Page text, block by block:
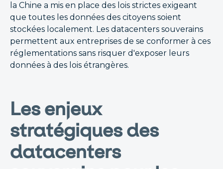
la Chine a mis en place des lois strictes exigeant
que toutes les données des citoyens soient
stockées localement. Les datacenters souverains
permettent aux entreprises de se conformer à ces
réglementations sans risquer d'exposer leurs
données à des lois étrangères.
Les enjeux
stratégiques des
datacenters